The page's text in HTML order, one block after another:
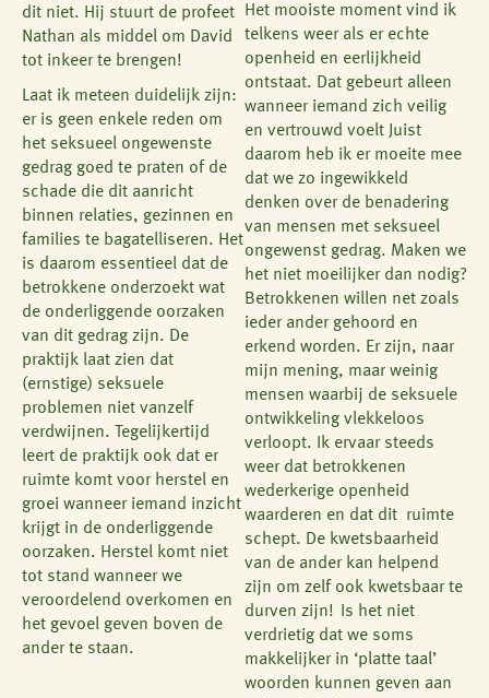
dit niet. Hij stuurt de profeet
Nathan als middel om David
tot inkeer te brengen!
Laat ik meteen duidelijk zijn:
er is geen enkele reden om
het seksueel ongewenste
gedrag goed te praten of de
schade die dit aanricht
binnen relaties, gezinnen en
families te bagatelliseren. Het
is daarom essentieel dat de
betrokkene onderzoekt wat
de onderliggende oorzaken
van dit gedrag zijn. De
praktijk laat zien dat
(ernstige) seksuele
problemen niet vanzelf
verdwijnen. Tegelijkertijd
leert de praktijk ook dat er
ruimte komt voor herstel en
groei wanneer iemand inzicht
krijgt in de onderliggende
oorzaken. Herstel komt niet
tot stand wanneer we
veroordelend overkomen en
het gevoel geven boven de
ander te staan.
Het mooiste moment vind ik
telkens weer als er echte
openheid en eerlijkheid
ontstaat. Dat gebeurt alleen
wanneer iemand zich veilig
en vertrouwd voelt Juist
daarom heb ik er moeite mee
dat we zo ingewikkeld
denken over de benadering
van mensen met seksueel
ongewenst gedrag. Maken we
het niet moeilijker dan nodig?
Betrokkenen willen net zoals
ieder ander gehoord en
erkend worden. Er zijn, naar
mijn mening, maar weinig
mensen waarbij de seksuele
ontwikkeling vlekkeloos
verloopt. Ik ervaar steeds
weer dat betrokkenen
wederkerige openheid
waarderen en dat dit ruimte
schept. De kwetsbaarheid
van de ander kan helpend
zijn om zelf ook kwetsbaar te
durven zijn! Is het niet
verdrietig dat we soms
makkelijker in ‘platte taal’
woorden kunnen geven aan